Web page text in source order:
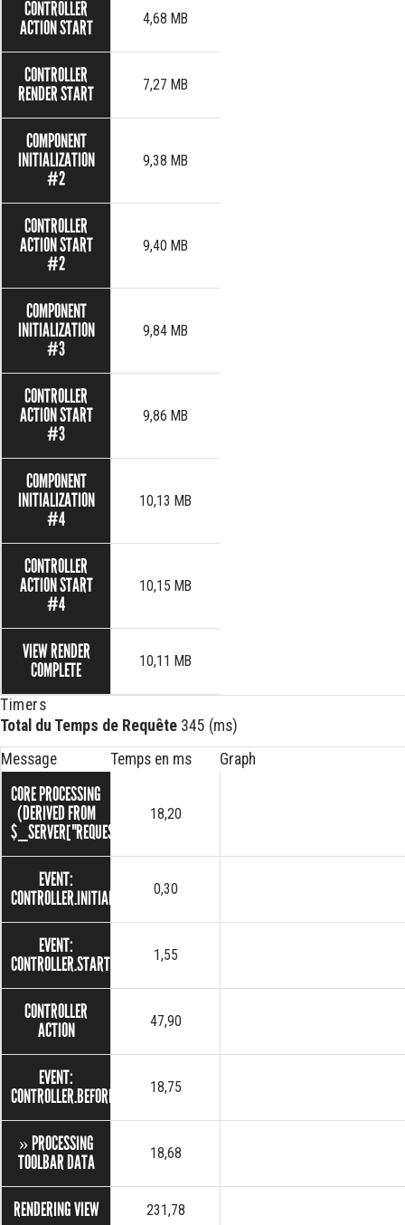
CONTROLLER
ACTION START
4,68 MB
CONTROLLER
RENDER START
7,27 MB
COMPONENT
INITIALIZATION
#2
9,38 MB
CONTROLLER
ACTION START
#2
9,40 MB
COMPONENT
INITIALIZATION
#3
9,84 MB
CONTROLLER
ACTION START
#3
9,86 MB
COMPONENT
INITIALIZATION
#4
10,13 MB
CONTROLLER
ACTION START
#4
10,15 MB
VIEW RENDER
COMPLETE
10,11 MB
Timers
Total du Temps de Requête 345 (ms)
Message
Temps en ms Graph
CORE PROCESSING
(DERIVED FROM
$_SERVER["REQUEST_TIME"])
18,20
EVENT:
CONTROLLER.INITIALIZE
0,30
EVENT:
CONTROLLER.STARTUP
1,55
CONTROLLER
ACTION
47,90
EVENT:
CONTROLLER.BEFORERENDER18,75
» PROCESSING
TOOLBAR DATA
18,68
RENDERING VIEW 231,78